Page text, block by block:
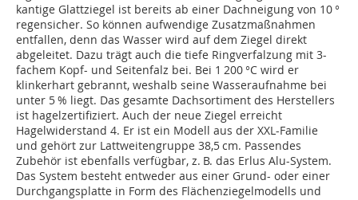
kantige Glattziegel ist bereits ab einer Dachneigung von 10 °
regensicher. So können aufwendige Zusatzmaßnahmen
entfallen, denn das Wasser wird auf dem Ziegel direkt
abgeleitet. Dazu trägt auch die tiefe Ringverfalzung mit 3-
fachem Kopf- und Seitenfalz bei. Bei 1 200 °C wird er
klinkerhart gebrannt, weshalb seine Wasseraufnahme bei
unter 5 % liegt. Das gesamte Dachsortiment des Herstellers
ist hagelzertifiziert. Auch der neue Ziegel erreicht
Hagelwiderstand 4. Er ist ein Modell aus der XXL-Familie
und gehört zur Lattweitengruppe 38,5 cm. Passendes
Zubehör ist ebenfalls verfügbar, z. B. das ­Erlus Alu-System.
Das System besteht entweder aus einer Grund- oder einer
Durchgangsplatte in Form des Flächenziegelmodells und